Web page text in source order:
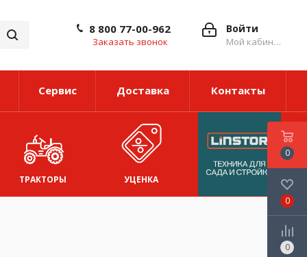
Войти
Мой кабинет
8 800 77-00-962
Заказать звонок
Сервис Доставка Контакты
ТРАКТОРЫ УЦЕНКА
0
0
0